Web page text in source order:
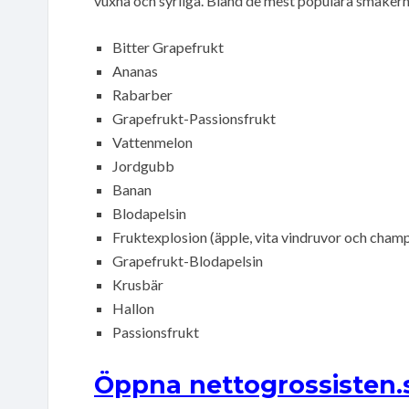
Bitter Grapefrukt
Ananas
Rabarber
Grapefrukt-Passionsfrukt
Vattenmelon
Jordgubb
Banan
Blodapelsin
Fruktexplosion (äpple, vita vindruvor och
Grapefrukt-Blodapelsin
Krusbär
Hallon
Passionsfrukt
Öppna